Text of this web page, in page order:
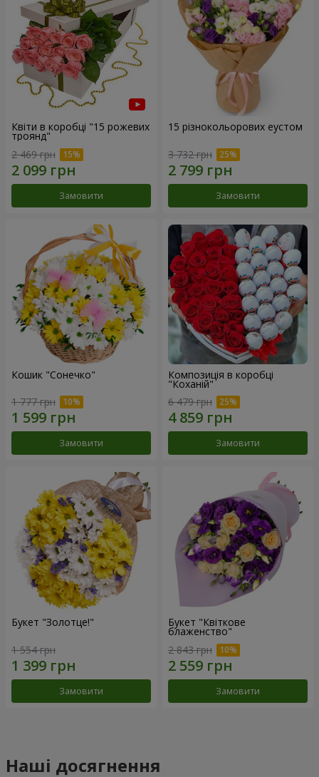
Квіти в коробці "15 рожевих
троянд"
2 469 грн
Замовити
15 різнокольорових еустом
3 732 грн
Замовити
Кошик "Сонечко"
1 777 грн
Замовити
Композиція в коробці
"Коханій"
6 479 грн
Замовити
Букет "Золотце!"
1 554 грн
Замовити
Букет "Квіткове
блаженство"
2 843 грн
Замовити
Наші досягнення